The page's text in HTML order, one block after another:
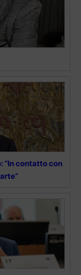
“In contatto con